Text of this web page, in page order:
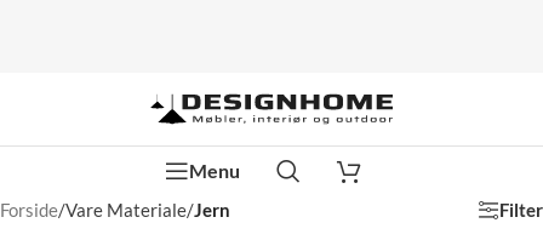
Menu
Forside/Vare Materiale/Jern Filter